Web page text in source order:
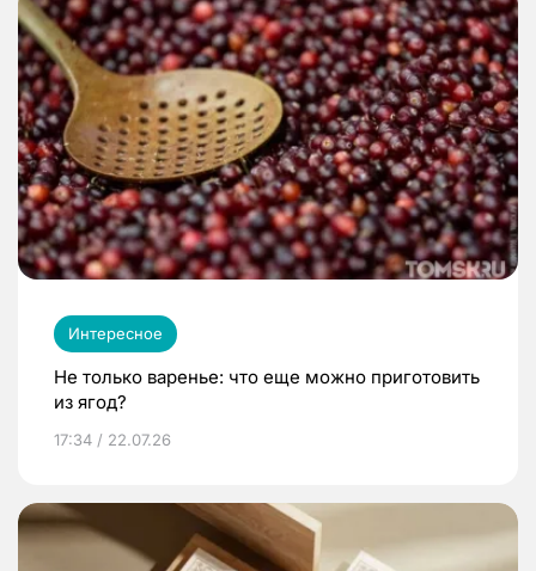
Интересное
Не только варенье: что еще можно приготовить
из ягод?
17:34 / 22.07.26